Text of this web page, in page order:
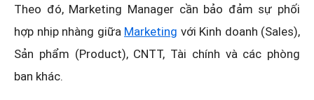
Theo đó, Marketing Manager cần bảo đảm sự phối
hợp nhịp nhàng giữa Marketing với Kinh doanh (Sales),
Sản phẩm (Product), CNTT, Tài chính và các phòng
ban khác.